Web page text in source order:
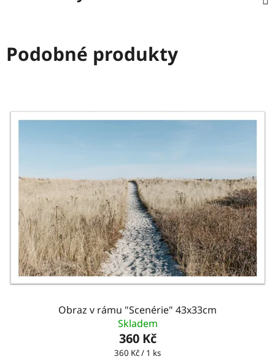
Podobné produkty
Obraz v rámu "Scenérie" 43x33cm
Skladem
360 Kč
Měrná
360 Kč / 1 ks